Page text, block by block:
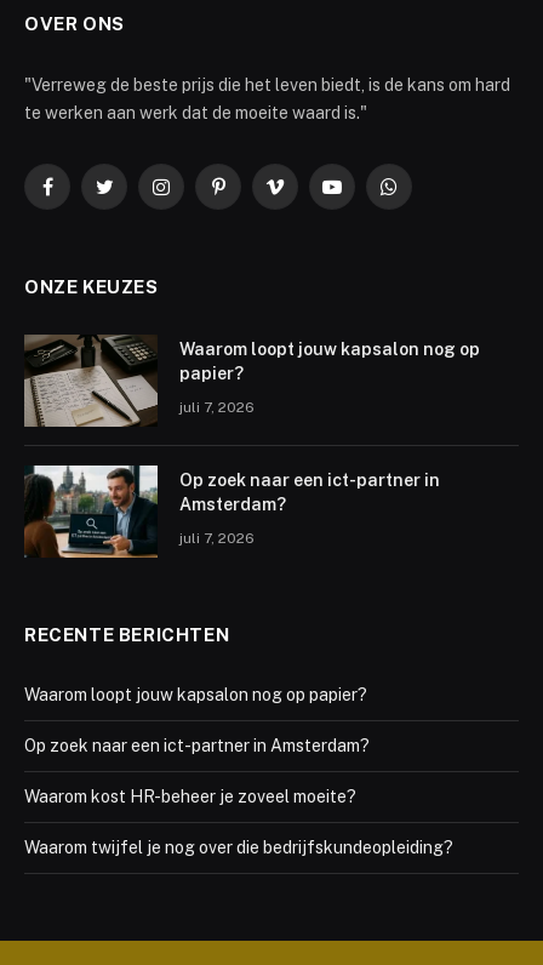
OVER ONS
"Verreweg de beste prijs die het leven biedt, is de kans om hard
te werken aan werk dat de moeite waard is."
FacebookTwitterInstagramPinterestVimeo YouTubeWhatsApp
ONZE KEUZES
Waarom loopt jouw kapsalon nog op
papier?
juli 7, 2026
Op zoek naar een ict-partner in
Amsterdam?
juli 7, 2026
RECENTE BERICHTEN
Waarom loopt jouw kapsalon nog op papier?
Op zoek naar een ict-partner in Amsterdam?
Waarom kost HR-beheer je zoveel moeite?
Waarom twijfel je nog over die bedrijfskundeopleiding?